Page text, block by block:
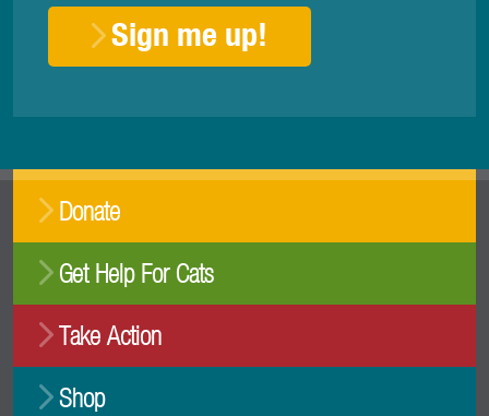
Sign me up!
Donate
Get Help For Cats
Take Action
Shop